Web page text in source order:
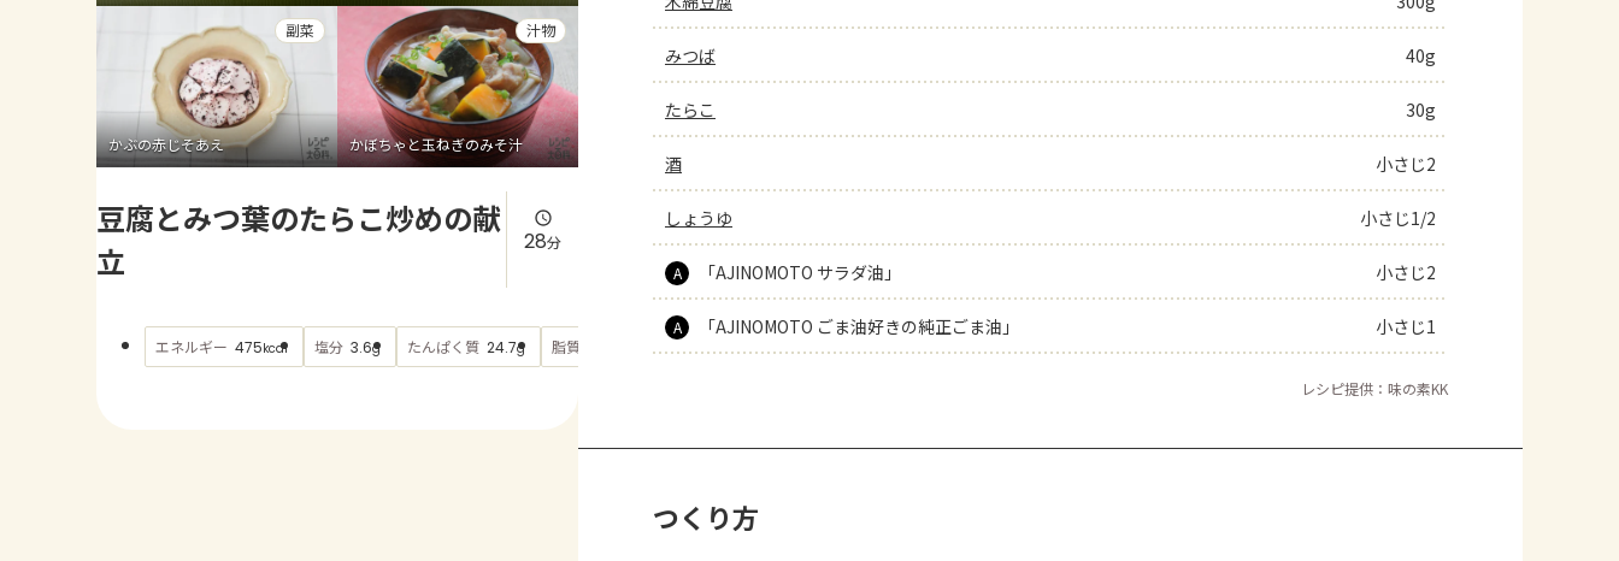
よくあるお問い合わせ
お買い物
かぶの赤じそあえ
副菜
かぼちゃと玉ねぎのみそ汁
汁物
豆腐とみつ葉のたらこ炒めの献
立
28分
エネルギー 475kcal 塩分 3.6g たんぱく質 24.7g 脂質 もっと見る
みつば 40g
たらこ 30g
酒 小さじ2
しょうゆ 小さじ1/2
A 「AJINOMOTO サラダ油」 小さじ2
A 「AJINOMOTO ごま油好きの純正ごま油」 小さじ1
レシピ提供：味の素KK
つくり方